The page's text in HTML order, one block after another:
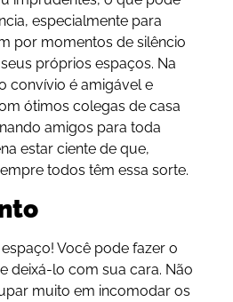
especialmente para
por momentos de silêncio
próprios espaços. Na
convívio é amigável e
ótimos colegas de casa
amigos para toda
estar ciente de que,
todos têm essa sorte.
Você pode fazer o
deixá-lo com sua cara. Não
muito em incomodar os